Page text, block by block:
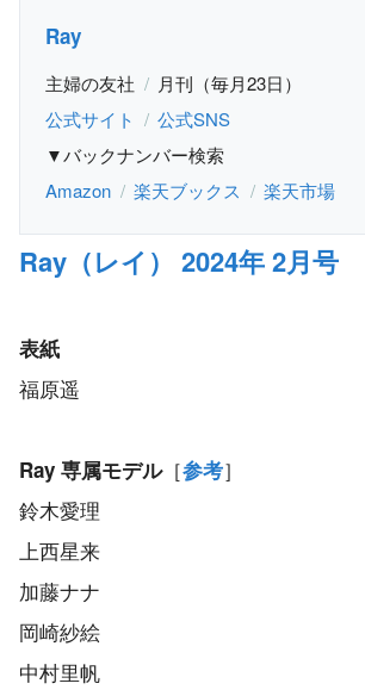
Ray
主婦の友社
月刊（毎月23日）
公式サイト
公式SNS
▼バックナンバー検索
Amazon
楽天ブックス 楽天市場
Ray（レイ） 2024年 2月号
表紙
福原遥
Ray 専属モデル［参考］
鈴木愛理
上西星来
加藤ナナ
岡崎紗絵
中村里帆